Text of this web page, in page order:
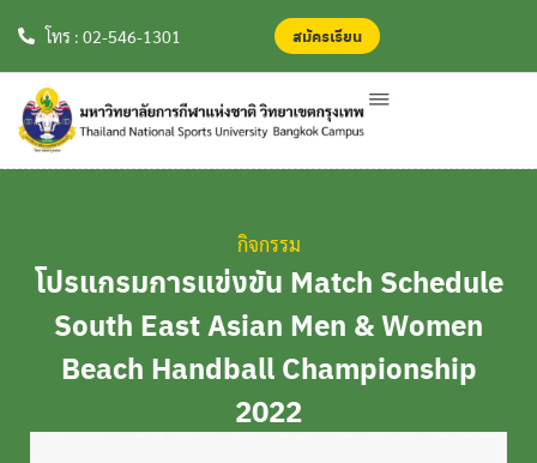
โทร : 02-546-1301 สมัครเรียน
กิจกรรม
โปรแกรมการแข่งขัน Match Schedule
South East Asian Men & Women
Beach Handball Championship
2022